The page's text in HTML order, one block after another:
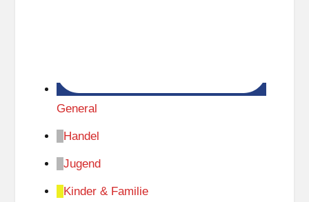
General
Handel
Jugend
Kinder & Familie